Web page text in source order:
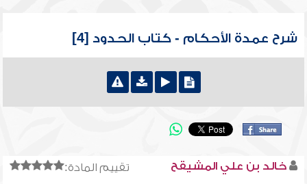
شرح عمدة الأحكام - كتاب الحدود [4]
تقييم المادة: خالد بن علي المشيقح